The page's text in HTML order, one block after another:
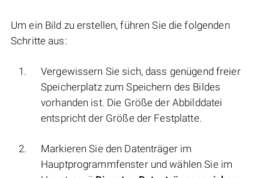
Um ein Bild zu erstellen, führen Sie die folgenden
Schritte aus:
Vergewissern Sie sich, dass genügend freier
Speicherplatz zum Speichern des Bildes
vorhanden ist. Die Größe der Abbilddatei
entspricht der Größe der Festplatte.
Markieren Sie den Datenträger im
Hauptprogrammfenster und wählen Sie im